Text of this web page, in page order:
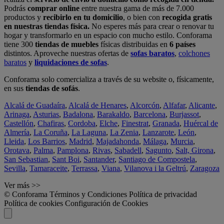
Podrás comprar online entre nuestra gama de más de 7.000
productos y recibirlo en tu domicilio, o bien con recogida gratis
en nuestras tiendas física. No esperes más para crear o renovar tu
hogar y transformarlo en un espacio con mucho estilo. Conforama
tiene 300 tiendas de muebles físicas distribuidas en 6 países
distintos. Aproveche nuestras ofertas de sofas baratos, colchones
baratos y liquidaciones de sofas.
Conforama solo comercializa a través de su website o, físicamente,
en sus tiendas de sofás.
Alcalá de Guadaíra, Alcalá de Henares, Alcorcón, Alfafar, Alicante,
Arinaga, Asturias, Badalona, Barakaldo, Barcelona, Burjassot,
Castellón, Chafiras, Cordoba, Elche, Finestrat, Granada, Huércal de
Almería, La Coruña, La Laguna, La Zenia, Lanzarote, León,
Lleida, Los Barrios, Madrid, Majadahonda, Málaga, Murcia,
Orotava, Palma, Pamplona, Rivas, Sabadell, Sagunto, Salt, Girona,
San Sebastian, Sant Boi, Santander, Santiago de Compostela,
Sevilla, Tamaraceite, Terrassa, Viana, Vilanova i la Geltrú, Zaragoza
Ver más >>
© Conforama Términos y Condiciones Política de privacidad
Política de cookies Configuración de Cookies